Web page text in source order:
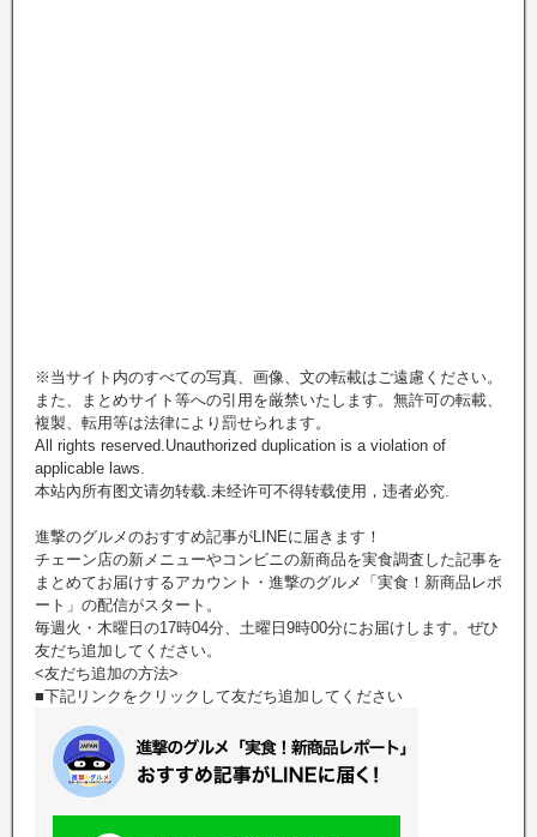
※当サイト内のすべての写真、画像、文の転載はご遠慮ください。
また、まとめサイト等への引用を厳禁いたします。無許可の転載、
複製、転用等は法律により罰せられます。
All rights reserved.Unauthorized duplication is a violation of
applicable laws.
本站內所有图文请勿转载.未经许可不得转载使用，违者必究.
進撃のグルメのおすすめ記事がLINEに届きます！
チェーン店の新メニューやコンビニの新商品を実食調査した記事を
まとめてお届けするアカウント・進撃のグルメ「実食！新商品レポ
ート」の配信がスタート。
毎週火・木曜日の17時04分、土曜日9時00分にお届けします。ぜひ
友だち追加してください。
<友だち追加の方法>
■下記リンクをクリックして友だち追加してください